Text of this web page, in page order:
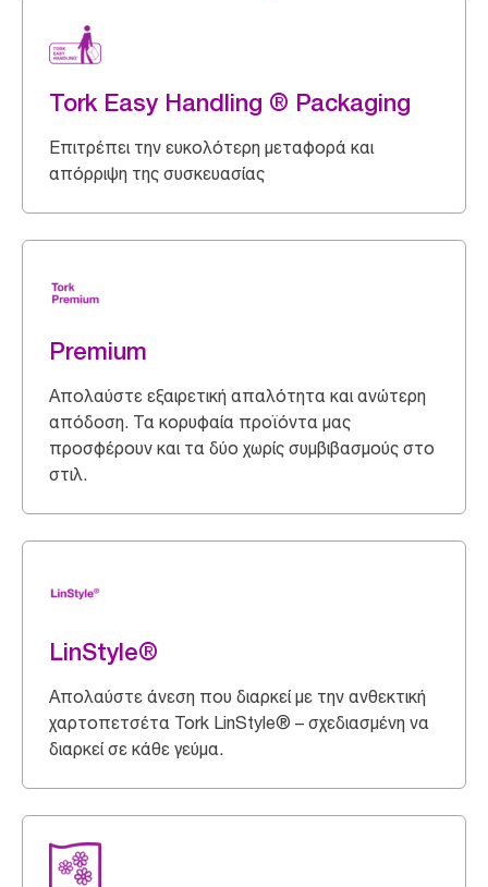
Tork Easy Handling ® Packaging
Επιτρέπει την ευκολότερη μεταφορά και
απόρριψη της συσκευασίας
Premium
Απολαύστε εξαιρετική απαλότητα και ανώτερη
απόδοση. Τα κορυφαία προϊόντα μας
προσφέρουν και τα δύο χωρίς συμβιβασμούς στο
στιλ.
LinStyle®
Απολαύστε άνεση που διαρκεί με την ανθεκτική
χαρτοπετσέτα Tork LinStyle® – σχεδιασμένη να
διαρκεί σε κάθε γεύμα.